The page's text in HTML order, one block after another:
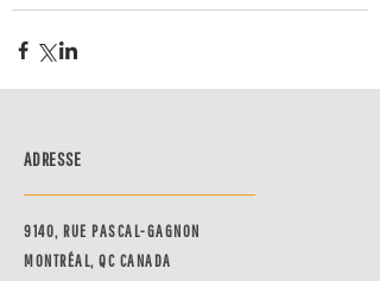
ADRESSE
9140, RUE PASCAL-GAGNON
MONTRÉAL, QC CANADA